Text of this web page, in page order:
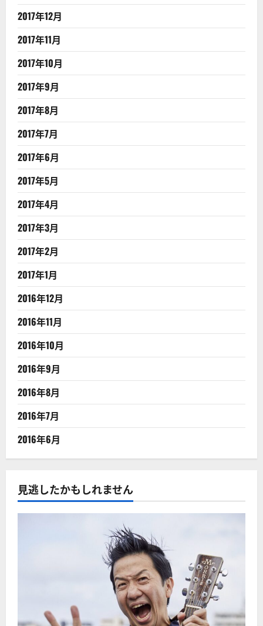
2017年12月
2017年11月
2017年10月
2017年9月
2017年8月
2017年7月
2017年6月
2017年5月
2017年4月
2017年3月
2017年2月
2017年1月
2016年12月
2016年11月
2016年10月
2016年9月
2016年8月
2016年7月
2016年6月
見逃したかもしれません